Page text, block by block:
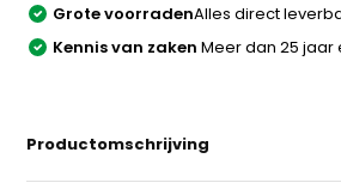
Grote voorradenAlles direct
Kennis van zaken Meer dan 25 jaar
Productomschrijving